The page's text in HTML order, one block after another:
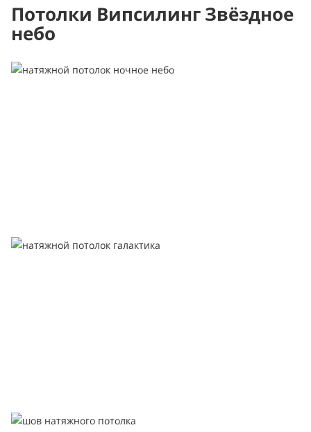
Потолки Випсилинг Звёздное
небо